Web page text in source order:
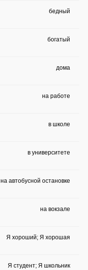
бедный
богатый
дома
на работе
в школе
в университете
на автобусной остановке
на вокзале
Я хороший; Я хорошая
Я студент; Я школьник